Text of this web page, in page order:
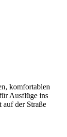
komfortablen
Ausflüge ins
auf der Straße